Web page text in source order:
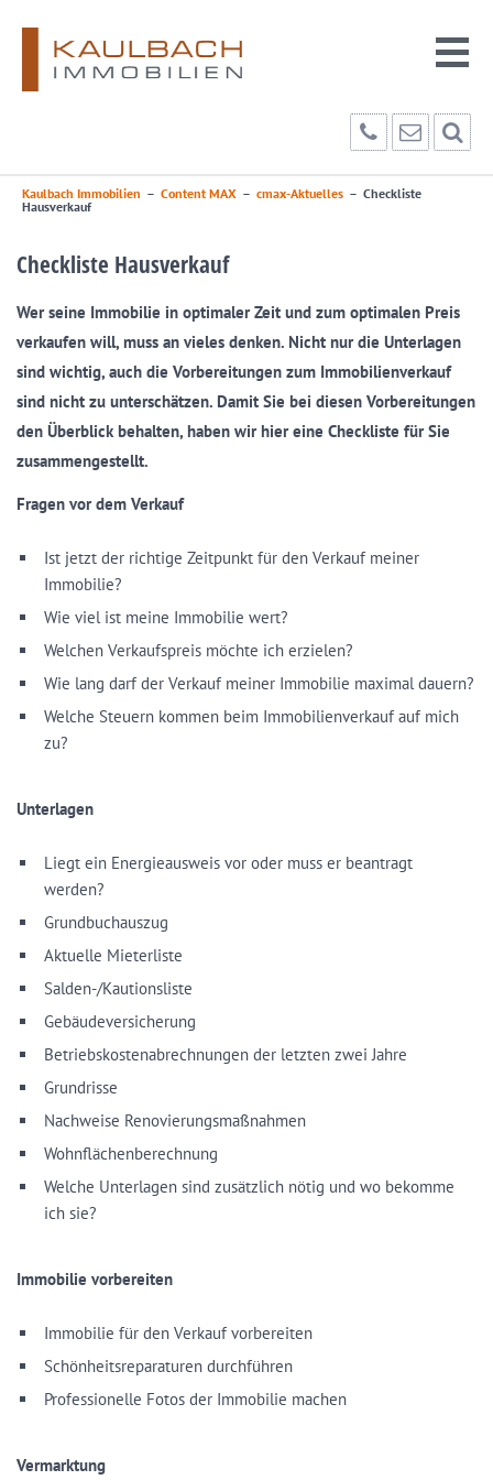
Kaulbach Immobilien – Content MAX – cmax-Aktuelles – Checkliste
Hausverkauf
Checkliste Hausverkauf
Wer seine Immobilie in optimaler Zeit und zum optimalen Preis
verkaufen will, muss an vieles denken. Nicht nur die Unterlagen
sind wichtig, auch die Vorbereitungen zum Immobilienverkauf
sind nicht zu unterschätzen. Damit Sie bei diesen Vorbereitungen
den Überblick behalten, haben wir hier eine Checkliste für Sie
zusammengestellt.
Fragen vor dem Verkauf
Ist jetzt der richtige Zeitpunkt für den Verkauf meiner
Immobilie?
Wie viel ist meine Immobilie wert?
Welchen Verkaufspreis möchte ich erzielen?
Wie lang darf der Verkauf meiner Immobilie maximal dauern?
Welche Steuern kommen beim Immobilienverkauf auf mich
zu?
Unterlagen
Liegt ein Energieausweis vor oder muss er beantragt
werden?
Grundbuchauszug
Aktuelle Mieterliste
Salden-/Kautionsliste
Gebäudeversicherung
Betriebskostenabrechnungen der letzten zwei Jahre
Grundrisse
Nachweise Renovierungsmaßnahmen
Wohnflächenberechnung
Welche Unterlagen sind zusätzlich nötig und wo bekomme
ich sie?
Immobilie vorbereiten
Immobilie für den Verkauf vorbereiten
Schönheitsreparaturen durchführen
Professionelle Fotos der Immobilie machen
Vermarktung